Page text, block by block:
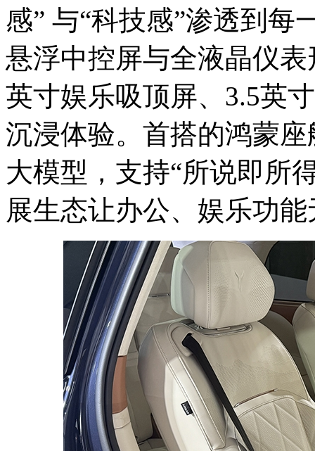
感” 与“科技感”渗透到每
悬浮中控屏与全液晶仪
英寸娱乐吸顶屏、3.5英
沉浸体验。首搭的鸿蒙座
大模型，支持“所说即所
展生态让办公、娱乐功